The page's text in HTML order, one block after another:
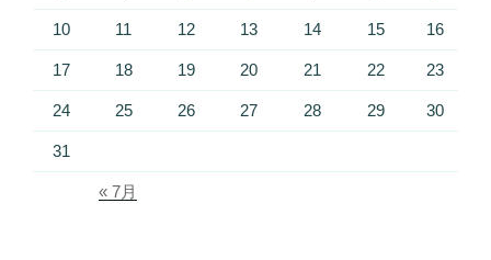
10 11 12 13 14 15 16
17 18 19 20 21 22 23
24 25 26 27 28 29 30
31
« 7月